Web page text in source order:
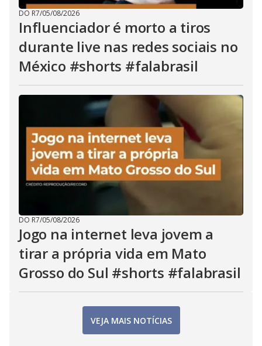
DO R7/05/08/2026
Influenciador é morto a tiros
durante live nas redes sociais no
México #shorts #falabrasil
DO R7/05/08/2026
Jogo na internet leva jovem a
tirar a própria vida em Mato
Grosso do Sul #shorts #falabrasil
VEJA MAIS NOTÍCIAS